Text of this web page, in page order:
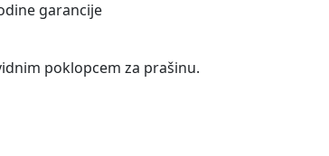
garancije
poklopcem za prašinu.